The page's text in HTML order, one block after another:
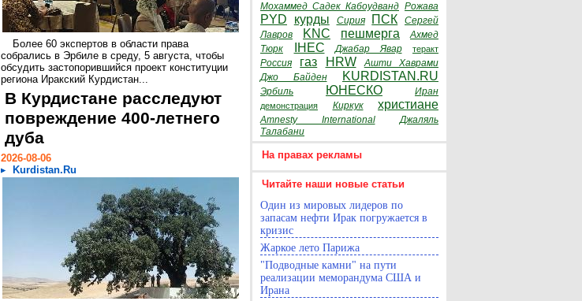
Более 60 экспертов в области права
собрались в Эрбиле в среду, 5 августа, чтобы
обсудить застопорившийся проект конституции
региона Иракский Курдистан...
В Курдистане расследуют
повреждение 400-летнего
дуба
2026-08-06
Kurdistan.Ru
Мохаммед Садек Кабоудванд Рожава
PYD курды Сирия ПСК
Сергей
Лавров
KNC пешмерга
Ахмед
Тюрк
IHEC Джабар Явар теракт
Россия газ HRW
Ашти Хаврами
Джо Байден
KURDISTAN.RU
Эрбиль ЮНЕСКО Иран
демонстрация Киркук христиане
Amnesty International
Джаляль
Талабани
На правах рекламы
Читайте наши новые статьи
Один из мировых лидеров по
запасам нефти Ирак погружается в
кризис
Жаркое лето Парижа
"Подводные камни" на пути
реализации меморандума США и
Ирана